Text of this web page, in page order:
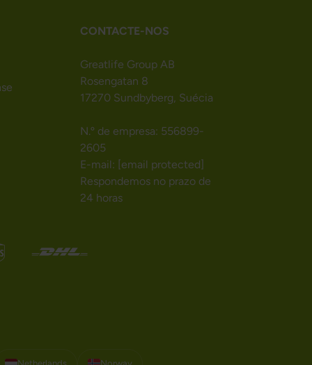
CONTACTE-NOS
Greatlife Group AB
Rosengatan 8
17270 Sundbyberg, Suécia
N.º de empresa: 556899-
2605
E-mail: [email protected]
Respondemos no prazo de
24 horas
Netherlands Norway